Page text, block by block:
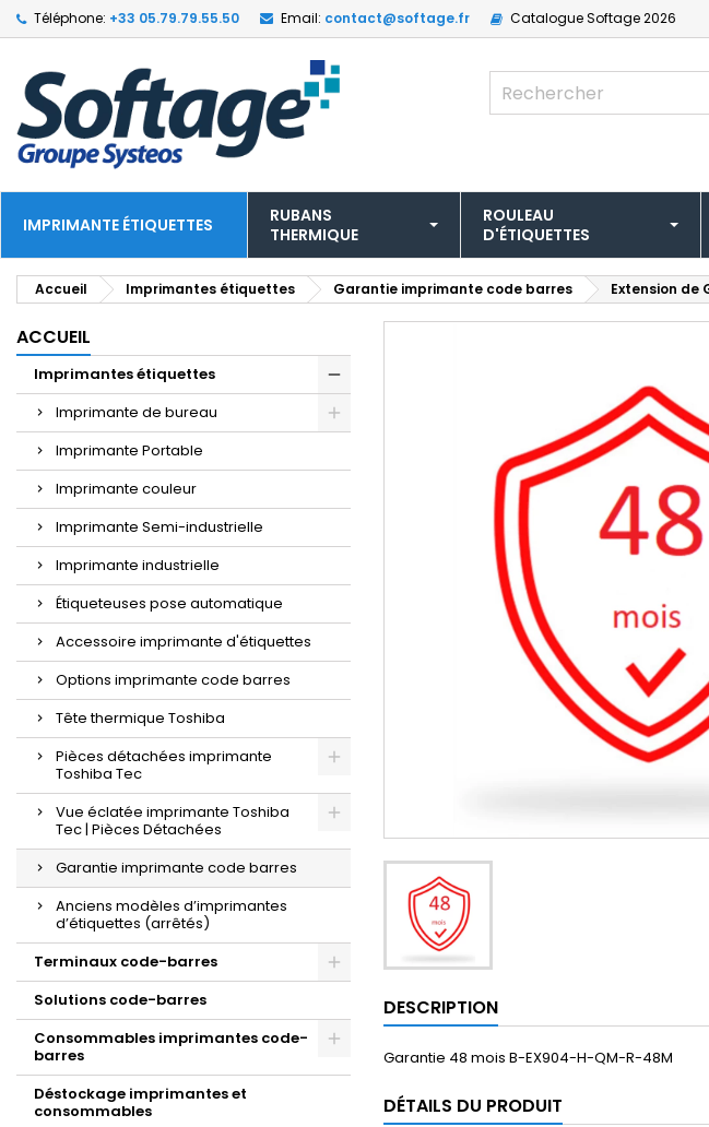
Téléphone: +33 05.79.79.55.50 Email: contact@softage.fr CatalogueSoftage 2026
IMPRIMANTE ÉTIQUETTES
RUBANS
THERMIQUE
ROULEAU
D'ÉTIQUETTES
Accueil Imprimantes étiquettes Garantie imprimante code barres Extension de
ACCUEIL
Imprimantes étiquettes
Imprimante de bureau
Imprimante Portable
Imprimante couleur
Imprimante Semi-industrielle
Imprimante industrielle
Étiqueteuses pose automatique
Accessoire imprimante d'étiquettes
Options imprimante code barres
Tête thermique Toshiba
Pièces détachées imprimante
Toshiba Tec
Vue éclatée imprimante Toshiba
Tec | Pièces Détachées
Garantie imprimante code barres
Anciens modèles d’imprimantes
d’étiquettes (arrêtés)
Terminaux code-barres
Solutions code-barres
Consommables imprimantes code-
barres
Déstockage imprimantes et
consommables
DESCRIPTION
Garantie 48 mois B-EX904-H-QM-R-48M
DÉTAILS DU PRODUIT